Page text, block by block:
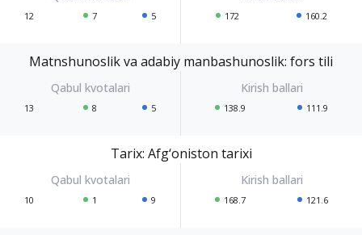
12 7 5 172 160.2
Matnshunoslik va adabiy manbashunoslik: fors tili
13 8 5 138.9 111.9
Tarix: Afg‘oniston tarixi
10 1 9 168.7 121.6